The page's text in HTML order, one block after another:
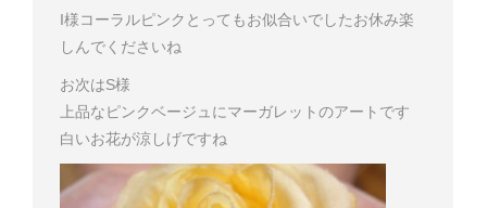
I様コーラルピンクとってもお似合いでしたお休み楽
しんでくださいね
お次はS様
上品なピンクベージュにマーガレットのアートです
白いお花が涼しげですね